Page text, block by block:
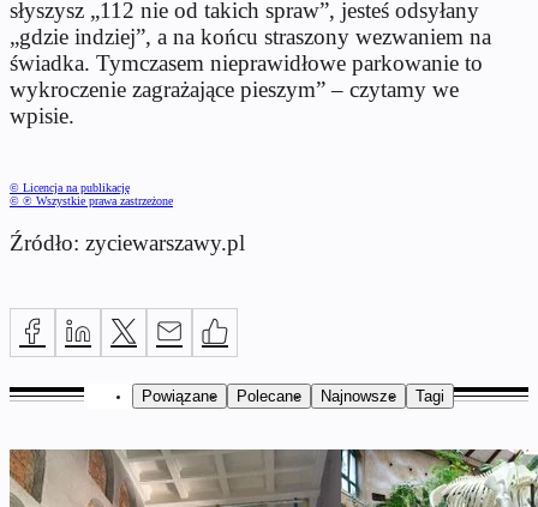
słyszysz „112 nie od takich spraw”, jesteś odsyłany
„gdzie indziej”, a na końcu straszony wezwaniem na
świadka. Tymczasem nieprawidłowe parkowanie to
wykroczenie zagrażające pieszym” – czytamy we
wpisie.
© Licencja na publikację
© ℗ Wszystkie prawa zastrzeżone
Źródło: zyciewarszawy.pl
Powiązane Polecane Najnowsze Tagi